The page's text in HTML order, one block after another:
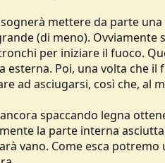
mettere da parte
(di meno).
per iniziare il fuoco.
esterna. Poi, una volta che
ad asciugarsi, così che, al
spaccando legna
la parte interna asciutta)
vano. Come esca